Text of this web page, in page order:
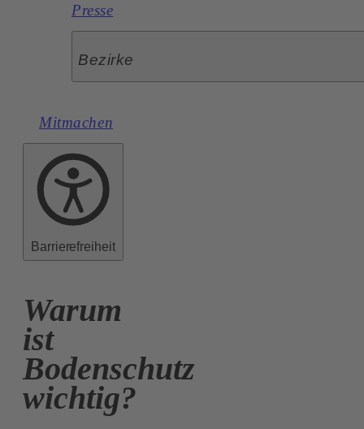
Presse
Bezirke
Mitmachen
Barrierefreiheit
Warum
ist
Bodenschutz
wichtig?